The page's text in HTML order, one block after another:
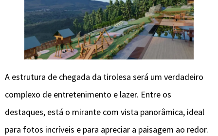
A estrutura de chegada da tirolesa será um verdadeiro
complexo de entretenimento e lazer. Entre os
destaques, está o mirante com vista panorâmica, ideal
para fotos incríveis e para apreciar a paisagem ao redor.